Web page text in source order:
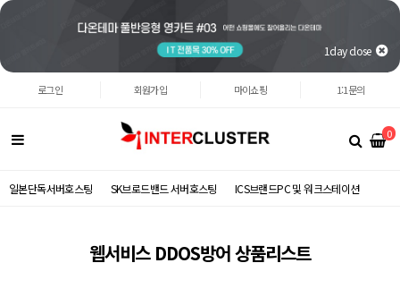
1day close
로그인 회원가입 마이쇼핑 1:1문의
0
일본단독서버호스팅 SK브로드밴드 서버호스팅 ICS브랜드PC 및 워크스테이션
웹서비스 DDOS방어 상품리스트